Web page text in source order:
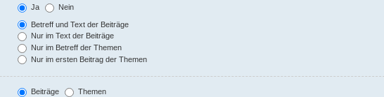
Ja Nein
Betreff und Text der Beiträge
Nur im Text der Beiträge
Nur im Betreff der Themen
Nur im ersten Beitrag der Themen
Beiträge Themen